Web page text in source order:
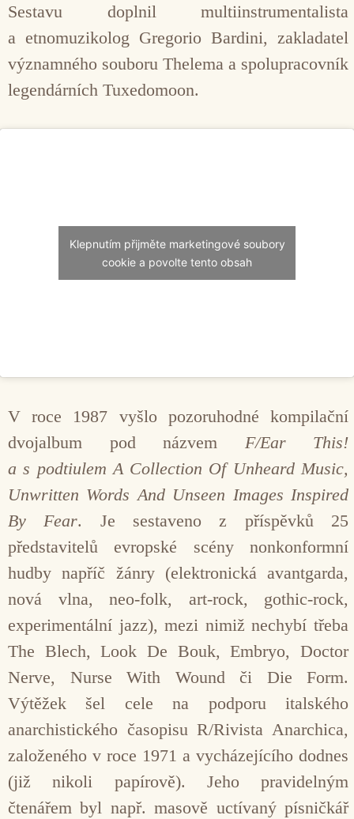
Sestavu doplnil multiinstrumentalista
a etnomuzikolog Gregorio Bardini, zakladatel
významného souboru Thelema a spolupracovník
legendárních Tuxedomoon.
Klepnutím přijměte marketingové soubory
cookie a povolte tento obsah
V roce 1987 vyšlo pozoruhodné kompilační
dvojalbum pod názvem F/Ear This!
a s podtiulem A Collection Of Unheard Music,
Unwritten Words And Unseen Images Inspired
By Fear. Je sestaveno z příspěvků 25
představitelů evropské scény nonkonformní
hudby napříč žánry (elektronická avantgarda,
nová vlna, neo-folk, art-rock, gothic-rock,
experimentální jazz), mezi nimiž nechybí třeba
The Blech, Look De Bouk, Embryo, Doctor
Nerve, Nurse With Wound či Die Form.
Výtěžek šel cele na podporu italského
anarchistického časopisu R/Rivista Anarchica,
založeného v roce 1971 a vycházejícího dodnes
(již nikoli papírově). Jeho pravidelným
čtenářem byl např. masově uctívaný písničkář